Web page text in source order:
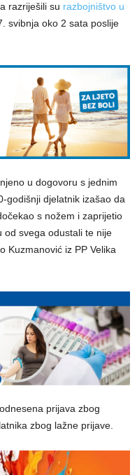
razriješili su razbojništvo u
svibnja oko 2 sata poslije
u dogovoru s jednim
godišnji djelatnik izašao da
s nožem i zaprijetio
od svega odustali te nije
Kuzmanović iz PP Velika
prijava zbog
zbog lažne prijave.